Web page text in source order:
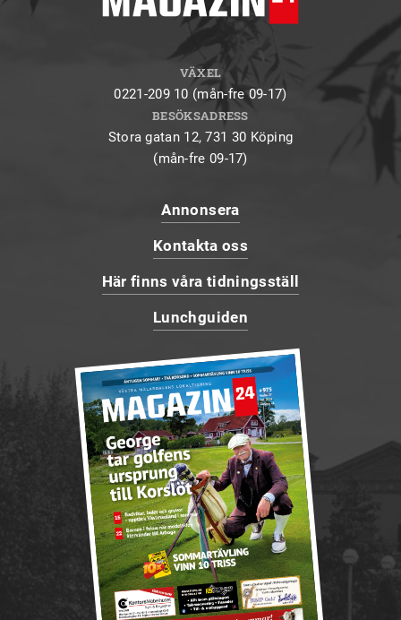
VÄXEL
0221-209 10 (mån-fre 09-17)
BESÖKSADRESS
Stora gatan 12, 731 30 Köping
(mån-fre 09-17)
Annonsera
Kontakta oss
Här finns våra tidningsställ
Lunchguiden